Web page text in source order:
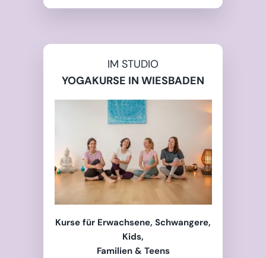
IM STUDIO
YOGAKURSE IN WIESBADEN
Kurse für Erwachsene, Schwangere,
Kids,
Familien & Teens